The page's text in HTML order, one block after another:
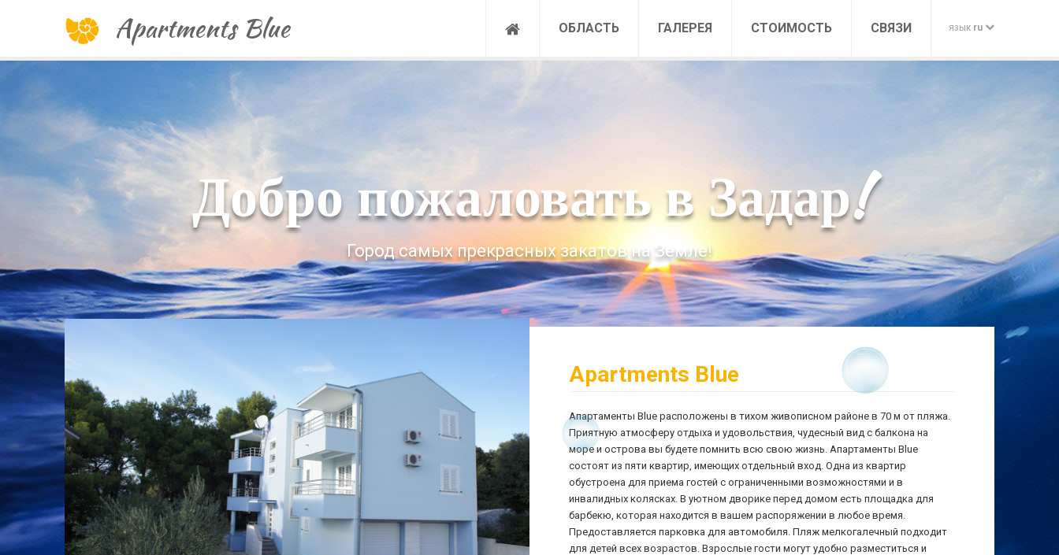
Apartments Blue ОБЛАСТЬ ГАЛЕРЕЯ СТОИМОСТЬ СВЯЗИ язык ru
Добро пожаловать в Задар!
Город самых прекрасных закатов на Земле!
Apartments Blue
Апартаменты Blue расположены в тихом живописном районе в 70 м от пляжа.
Приятную атмосферу отдыха и удовольствия, чудесный вид с балкона на
море и острова вы будете помнить всю свою жизнь. Апартаменты Blue
состоят из пяти квартир, имеющих отдельный вход. Одна из квартир
обустроена для приема гостей с ограниченными возможностями и в
инвалидных колясках. В уютном дворике перед домом есть площадка для
барбекю, которая находится в вашем распоряжении в любое время.
Предоставляется парковка для автомобиля. Пляж мелкогалечный подходит
для детей всех возрастов. Взрослые гости могут удобно разместиться и